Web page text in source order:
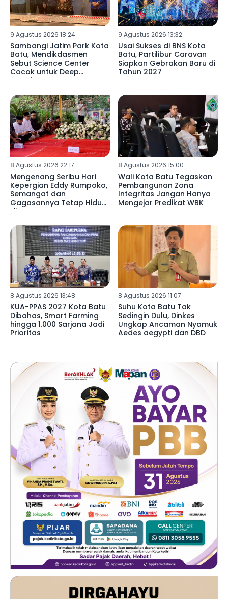
9 Agustus 2026 18:24
Sambangi Jatim Park Kota
Batu, Mendikdasmen
Sebut Science Center
Cocok untuk Deep
Learning
9 Agustus 2026 13:32
Usai Sukses di BNS Kota
Batu, Partilibur Caravan
Siapkan Gebrakan Baru di
Tahun 2027
8 Agustus 2026 22:17
Mengenang Seribu Hari
Kepergian Eddy Rumpoko,
Semangat dan
Gagasannya Tetap Hidup
di Kota Batu
8 Agustus 2026 15:00
Wali Kota Batu Tegaskan
Pembangunan Zona
Integritas Jangan Hanya
Mengejar Predikat WBK
8 Agustus 2026 13:48
KUA-PPAS 2027 Kota Batu
Dibahas, Smart Farming
hingga 1.000 Sarjana Jadi
Prioritas
8 Agustus 2026 11:07
Suhu Kota Batu Tak
Sedingin Dulu, Dinkes
Ungkap Ancaman Nyamuk
Aedes aegypti dan DBD